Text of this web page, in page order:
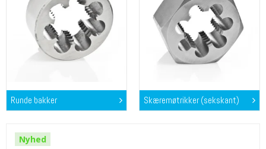
Runde bakker Skæremøtrikker (sekskant)
Nyhed